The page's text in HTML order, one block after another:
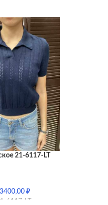
21-6117-LT
3400,00 ₽
6117-LT